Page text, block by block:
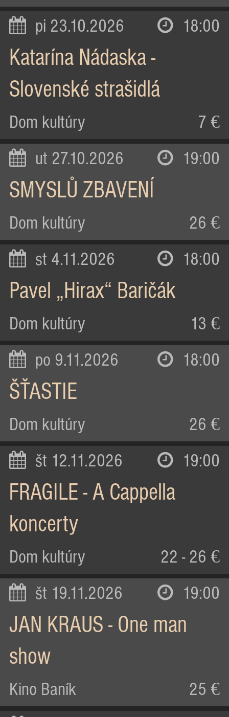
pi 23.10.2026 18:00
Katarína Nádaska -
Slovenské strašidlá
Dom kultúry 7 €
ut 27.10.2026 19:00
SMYSLŮ ZBAVENÍ
Dom kultúry 26 €
st 4.11.2026 18:00
Pavel „Hirax“ Baričák
Dom kultúry 13 €
po 9.11.2026 18:00
ŠŤASTIE
Dom kultúry 26 €
št 12.11.2026 19:00
FRAGILE - A Cappella
koncerty
Dom kultúry 22 - 26 €
št 19.11.2026 19:00
JAN KRAUS - One man
show
Kino Baník 25 €